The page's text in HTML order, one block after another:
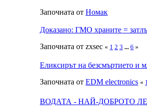
Започната от Номак
Доказано: ГМО храните =
Започната от zxsec « 1 2 3 ... 6 »
Еликсирът на безсмъртието и
Започната от EDM electronics « 1
ВОДАТА - НАЙ-ДОБРОТО